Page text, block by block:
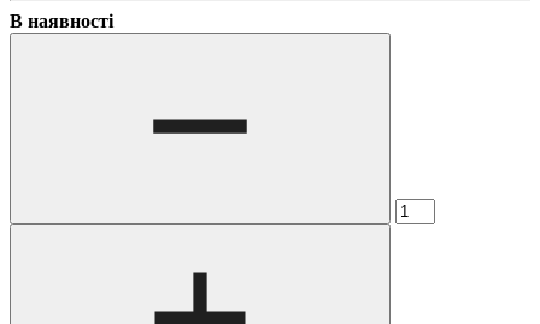
В наявності